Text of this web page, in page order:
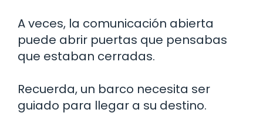
A veces, la comunicación abierta
puede abrir puertas que pensabas
que estaban cerradas.
Recuerda, un barco necesita ser
guiado para llegar a su destino.